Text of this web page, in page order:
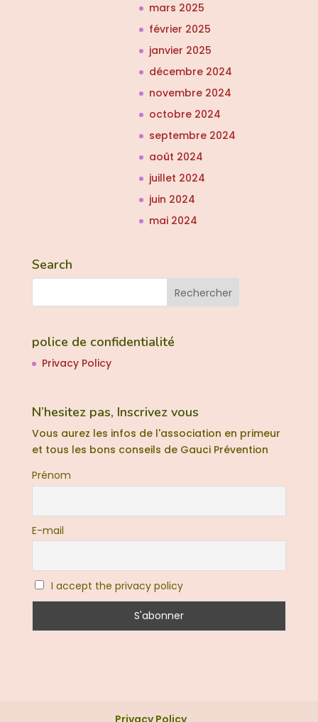
mars 2025
février 2025
janvier 2025
décembre 2024
novembre 2024
octobre 2024
septembre 2024
août 2024
juillet 2024
juin 2024
mai 2024
Search
police de confidentialité
Privacy Policy
N’hesitez pas, Inscrivez vous
Vous aurez les infos de l'association en primeur
et tous les bons conseils de Gauci Prévention
Prénom
E-mail
I accept the privacy policy